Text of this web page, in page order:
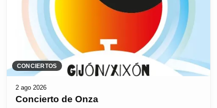
CONCIERTOS
2 ago 2026
Concierto de Onza